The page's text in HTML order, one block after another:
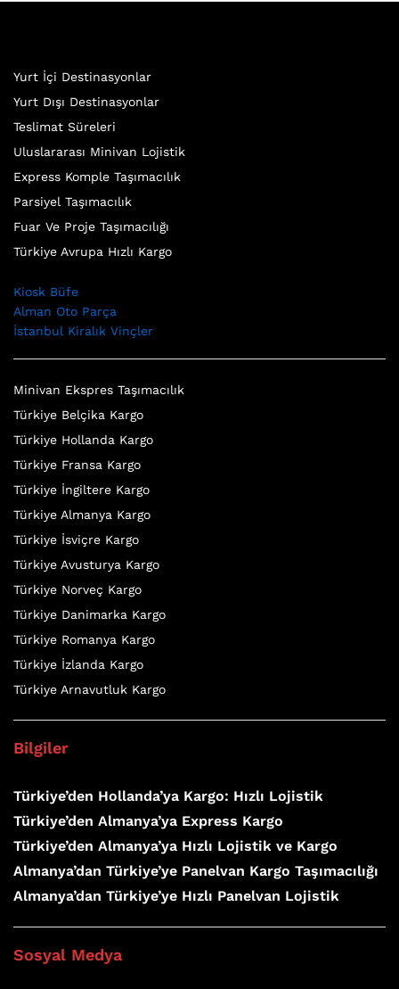
Yurt İçi Destinasyonlar
Yurt Dışı Destinasyonlar
Teslimat Süreleri
Uluslararası Minivan Lojistik
Express Komple Taşımacılık
Parsiyel Taşımacılık
Fuar Ve Proje Taşımacılığı
Türkiye Avrupa Hızlı Kargo
Kiosk Büfe
Alman Oto Parça
İstanbul Kiralık Vinçler
Minivan Ekspres Taşımacılık
Türkiye Belçika Kargo
Türkiye Hollanda Kargo
Türkiye Fransa Kargo
Türkiye İngiltere Kargo
Türkiye Almanya Kargo
Türkiye İsviçre Kargo
Türkiye Avusturya Kargo
Türkiye Norveç Kargo
Türkiye Danimarka Kargo
Türkiye Romanya Kargo
Türkiye İzlanda Kargo
Türkiye Arnavutluk Kargo
Bilgiler
Türkiye’den Hollanda’ya Kargo: Hızlı Lojistik
Türkiye’den Almanya’ya Express Kargo
Türkiye’den Almanya’ya Hızlı Lojistik ve Kargo
Almanya’dan Türkiye’ye Panelvan Kargo Taşımacılığı
Almanya’dan Türkiye’ye Hızlı Panelvan Lojistik
Sosyal Medya